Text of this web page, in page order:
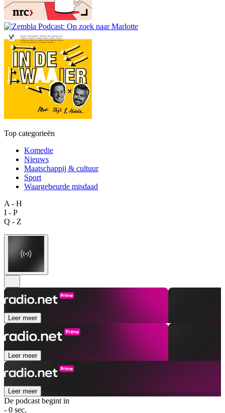
Top categorieën
Komedie
Nieuws
Maatschappij & cultuur
Sport
Waargebeurde misdaad
A - H
I - P
Q - Z
Leer meer
Leer meer
Leer meer
De podcast begint in
- 0 sec.